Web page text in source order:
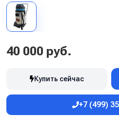
40 000 руб.
Купить сейчас
+7 (499)